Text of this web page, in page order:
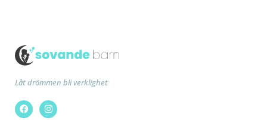
Låt drömmen bli verklighet